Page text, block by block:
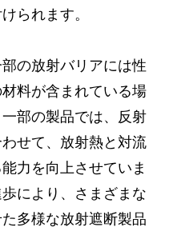
られます。
の放射バリアには性
料が含まれている場
部の製品では、反射
せて、放射熱と対流
力を向上させていま
により、さまざまな
多様な放射遮断製品